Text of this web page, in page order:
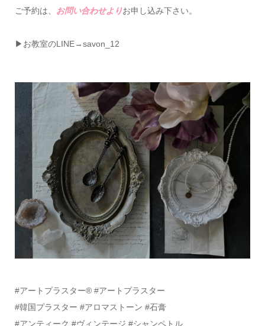
ご予約は、 お問い合わせよりお申し込み下さい。
▶お教室のLINE→savon_12
#アートプラスター®️ #アートプラスター
#韓国プラスター #アロマストーン #石膏
#アンティーク #ヴィンテージ #シャンペトル